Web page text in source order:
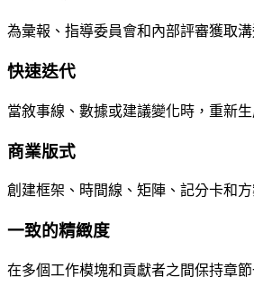
為彙報、指導委員會和內部評審獲取溝
快速迭代
當敘事線、數據或建議變化時，重新生
商業版式
創建框架、時間線、矩陣、記分卡和方
一致的精緻度
在多個工作模塊和貢獻者之間保持章節